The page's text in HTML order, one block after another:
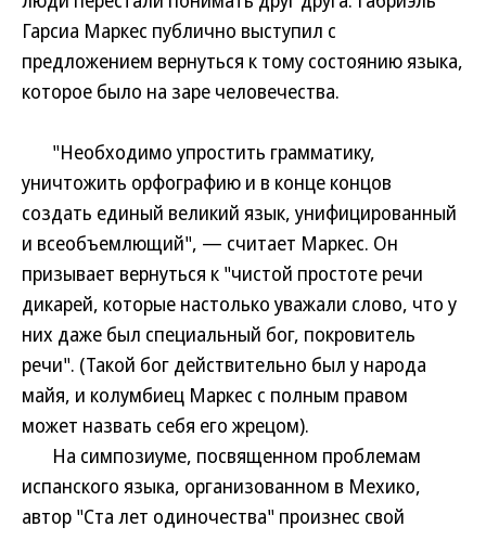
Гарсиа Маркес публично выступил с
предложением вернуться к тому состоянию языка,
которое было на заре человечества.
"Необходимо упростить грамматику,
уничтожить орфографию и в конце концов
создать единый великий язык, унифицированный
и всеобъемлющий", — считает Маркес. Он
призывает вернуться к "чистой простоте речи
дикарей, которые настолько уважали слово, что у
них даже был специальный бог, покровитель
речи". (Такой бог действительно был у народа
майя, и колумбиец Маркес с полным правом
может назвать себя его жрецом).
На симпозиуме, посвященном проблемам
испанского языка, организованном в Мехико,
автор "Ста лет одиночества" произнес свой